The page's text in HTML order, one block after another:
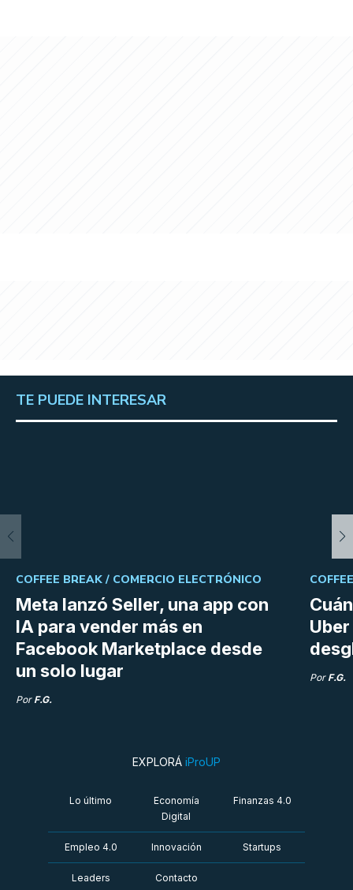
TE PUEDE INTERESAR
Meta lanzó Seller, una app con
IA para vender más en
Facebook Marketplace desde
un solo lugar
COFFEE BREAK / COMERCIO ELECTRÓNICO
Por F.G.
Por F.G.
EXPLORÁ iProUP
Lo último
Economía
Digital
Finanzas 4.0
Empleo 4.0 Innovación Startups
Leaders Contacto